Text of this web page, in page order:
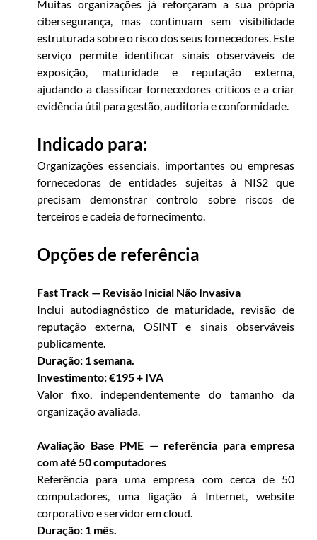
CONTACTO
Muitas organizações já reforçaram a sua própria
cibersegurança, mas continuam sem visibilidade
estruturada sobre o risco dos seus fornecedores. Este
serviço permite identificar sinais observáveis de
exposição, maturidade e reputação externa,
ajudando a classificar fornecedores críticos e a criar
evidência útil para gestão, auditoria e conformidade.
Indicado para:
Organizações essenciais, importantes ou empresas
fornecedoras de entidades sujeitas à NIS2 que
precisam demonstrar controlo sobre riscos de
terceiros e cadeia de fornecimento.
Opções de referência
Fast Track — Revisão Inicial Não Invasiva
Inclui autodiagnóstico de maturidade, revisão de
reputação externa, OSINT e sinais observáveis
publicamente.
Duração: 1 semana.
Investimento: €195 + IVA
Valor fixo, independentemente do tamanho da
organização avaliada.
Avaliação Base PME — referência para empresa
com até 50 computadores
Referência para uma empresa com cerca de 50
computadores, uma ligação à Internet, website
corporativo e servidor em cloud.
Duração: 1 mês.